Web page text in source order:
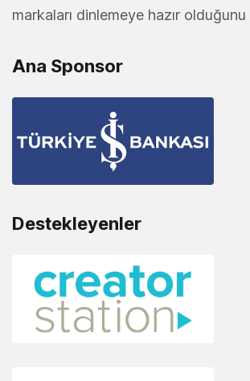
markaları dinlemeye hazır
Ana Sponsor
Destekleyenler